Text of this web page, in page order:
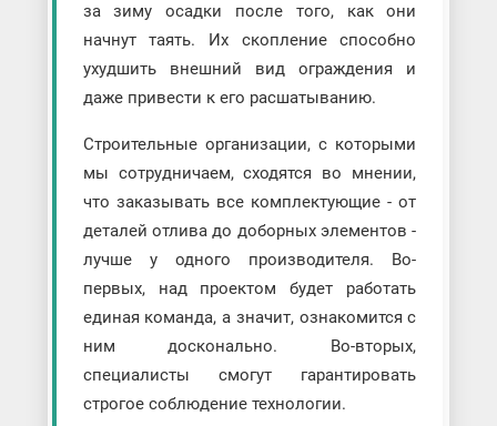
за зиму осадки после того, как они
начнут таять. Их скопление способно
ухудшить внешний вид ограждения и
даже привести к его расшатыванию.
Строительные организации, с которыми
мы сотрудничаем, сходятся во мнении,
что заказывать все комплектующие - от
деталей отлива до доборных элементов -
лучше у одного производителя. Во-
первых, над проектом будет работать
единая команда, а значит, ознакомится с
ним досконально. Во-вторых,
специалисты смогут гарантировать
строгое соблюдение технологии.